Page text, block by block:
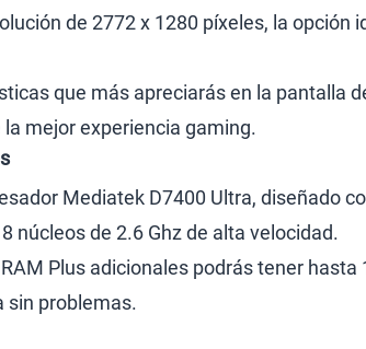
de 2772 x 1280 píxeles, la opción
que más apreciarás en la pantalla
mejor experiencia gaming.
Mediatek D7400 Ultra, diseñado
núcleos de 2.6 Ghz de alta velocidad.
Plus adicionales podrás tener
sin problemas.